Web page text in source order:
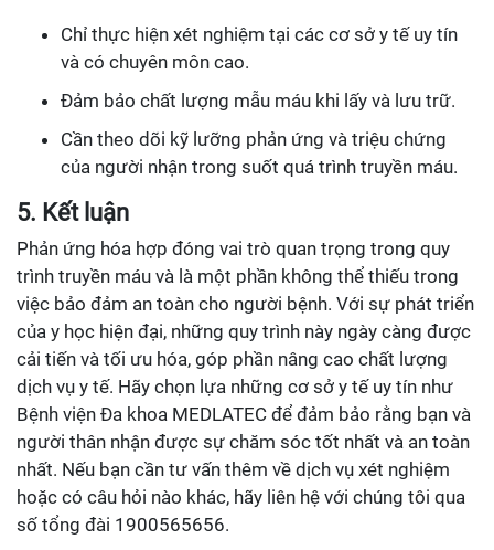
Chỉ thực hiện xét nghiệm tại các cơ sở y tế uy tín
và có chuyên môn cao.
Đảm bảo chất lượng mẫu máu khi lấy và lưu trữ.
Cần theo dõi kỹ lưỡng phản ứng và triệu chứng
của người nhận trong suốt quá trình truyền máu.
5. Kết luận
Phản ứng hóa hợp đóng vai trò quan trọng trong quy
trình truyền máu và là một phần không thể thiếu trong
việc bảo đảm an toàn cho người bệnh. Với sự phát triển
của y học hiện đại, những quy trình này ngày càng được
cải tiến và tối ưu hóa, góp phần nâng cao chất lượng
dịch vụ y tế. Hãy chọn lựa những cơ sở y tế uy tín như
Bệnh viện Đa khoa MEDLATEC để đảm bảo rằng bạn và
người thân nhận được sự chăm sóc tốt nhất và an toàn
nhất. Nếu bạn cần tư vấn thêm về dịch vụ xét nghiệm
hoặc có câu hỏi nào khác, hãy liên hệ với chúng tôi qua
số tổng đài 1900565656.